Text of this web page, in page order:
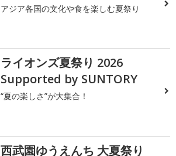
アジア各国の文化や食を楽しむ夏祭り
ライオンズ夏祭り 2026
Supported by SUNTORY
“夏の楽しさ”が大集合！
西武園ゆうえんち 大夏祭り